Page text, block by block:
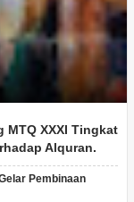
XXXI Tingkat
Alquran.
Pembinaan